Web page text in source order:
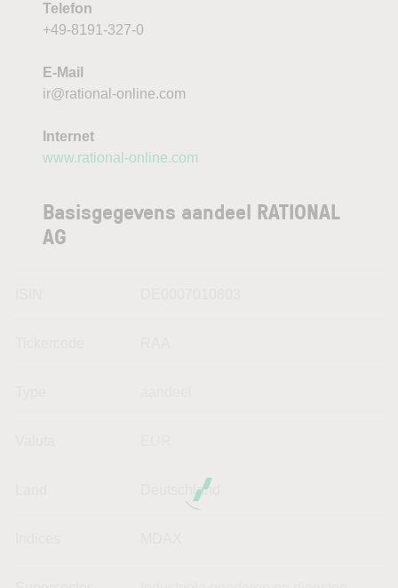
Telefon
+49-8191-327-0
E-Mail
ir@rational-online.com
Internet
www.rational-online.com
Basisgegevens aandeel RATIONAL
AG
Deutschland